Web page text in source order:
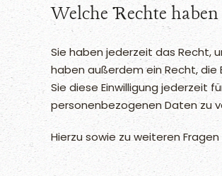
Welche Rechte
Sie haben jederzeit das Recht,
haben außerdem ein Recht, die
Sie diese Einwilligung jederzeit
personenbezogenen Daten zu
Hierzu sowie zu weiteren